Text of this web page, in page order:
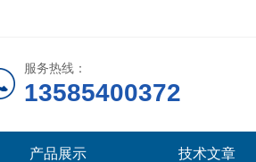
服务热线：
13585400372
产品展示 技术文章